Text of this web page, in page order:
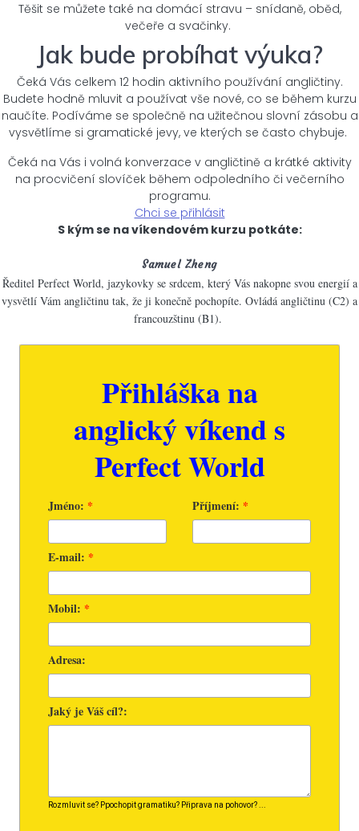
Těšit se můžete také na domácí stravu – snídaně, oběd,
večeře a svačinky.
Jak bude probíhat výuka?
Čeká Vás celkem 12 hodin aktivního používání angličtiny.
Budete hodně mluvit a používat vše nové, co se během kurzu
naučíte. Podíváme se společně na užitečnou slovní zásobu a
vysvětlíme si gramatické jevy, ve kterých se často chybuje.
Čeká na Vás i volná konverzace v angličtině a krátké aktivity
na procvičení slovíček během odpoledního či večerního
programu.
Chci se přihlásit
S kým se na víkendovém kurzu potkáte:
Samuel Zheng
Ředitel Perfect World, jazykovky se srdcem, který Vás nakopne svou energií a
vysvětlí Vám angličtinu tak, že ji konečně pochopíte. Ovládá angličtinu (C2) a
francouzštinu (B1).